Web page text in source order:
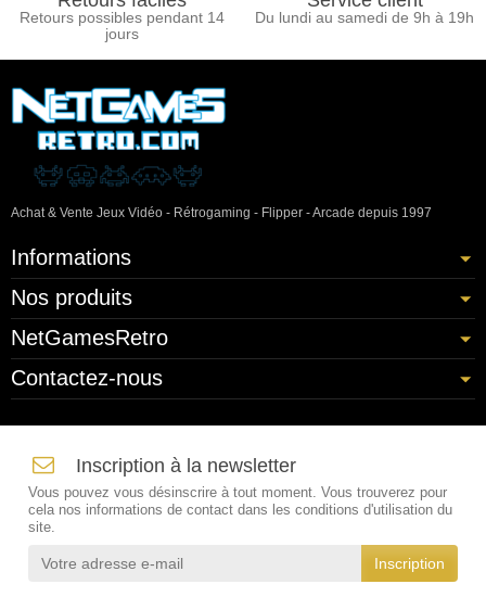
Retours possibles pendant 14
jours
Du lundi au samedi de 9h à 19h
Achat & Vente Jeux Vidéo - Rétrogaming - Flipper - Arcade depuis 1997
Informations
Nos produits
NetGamesRetro
Contactez-nous
Inscription à la newsletter
Vous pouvez vous désinscrire à tout moment. Vous trouverez pour
cela nos informations de contact dans les conditions d'utilisation du
site.